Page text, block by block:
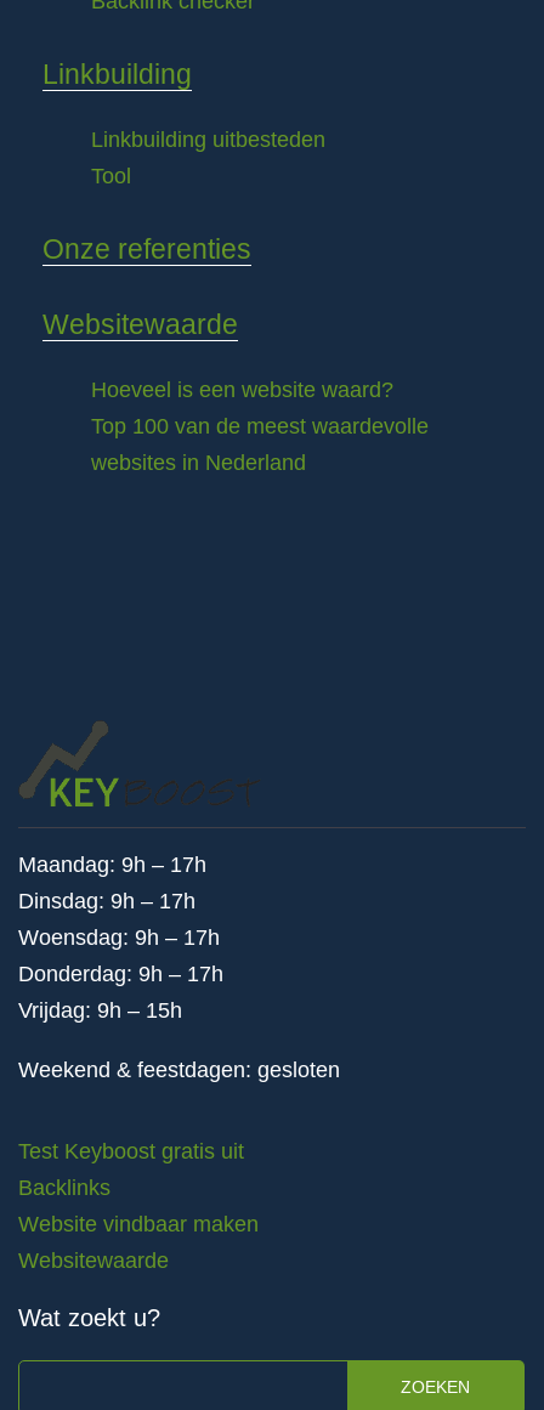
Linkbuilding
Linkbuilding uitbesteden
Tool
Onze referenties
Websitewaarde
Hoeveel is een website waard?
Top 100 van de meest waardevolle
websites in Nederland
Maandag: 9h – 17h
Dinsdag: 9h – 17h
Woensdag: 9h – 17h
Donderdag: 9h – 17h
Vrijdag: 9h – 15h
Weekend & feestdagen: gesloten
Test Keyboost gratis uit
Backlinks
Website vindbaar maken
Websitewaarde
Wat zoekt u?
ZOEKEN